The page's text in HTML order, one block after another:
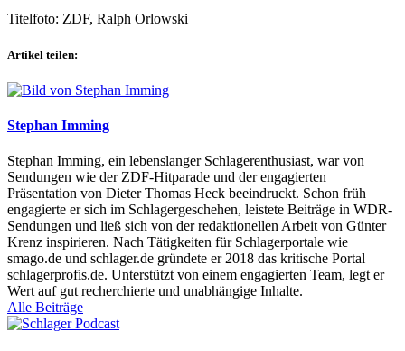
Titelfoto: ZDF, Ralph Orlowski
Artikel teilen:
Stephan Imming
Stephan Imming, ein lebenslanger Schlagerenthusiast, war von
Sendungen wie der ZDF-Hitparade und der engagierten
Präsentation von Dieter Thomas Heck beeindruckt. Schon früh
engagierte er sich im Schlagergeschehen, leistete Beiträge in WDR-
Sendungen und ließ sich von der redaktionellen Arbeit von Günter
Krenz inspirieren. Nach Tätigkeiten für Schlagerportale wie
smago.de und schlager.de gründete er 2018 das kritische Portal
schlagerprofis.de. Unterstützt von einem engagierten Team, legt er
Wert auf gut recherchierte und unabhängige Inhalte.
Alle Beiträge